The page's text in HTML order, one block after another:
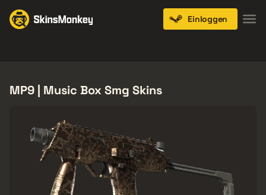
Einloggen
MP9 | Music Box Smg Skins